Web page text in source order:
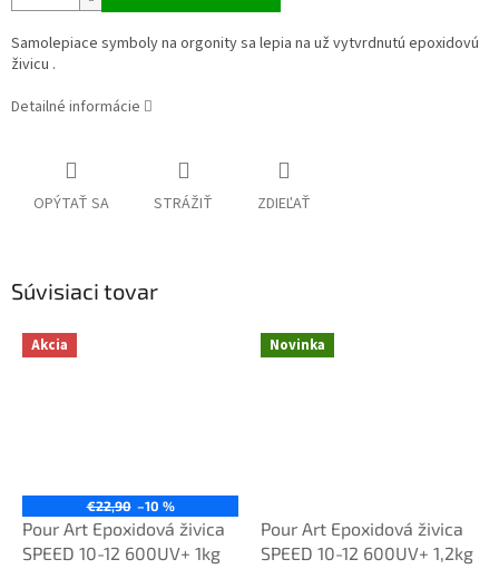
Samolepiace symboly na orgonity sa lepia na už vytvrdnutú epoxidovú
živicu .
Detailné informácie
OPÝTAŤ SA STRÁŽIŤ ZDIEĽAŤ
Súvisiaci tovar
Akcia
€22,90 –10 %
Pour Art Epoxidová živica
SPEED 10-12 600UV+ 1kg
Novinka
Pour Art Epoxidová živica
SPEED 10-12 600UV+ 1,2kg